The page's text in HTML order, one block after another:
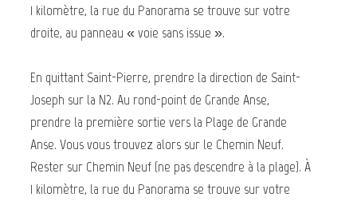
1 kilomètre, la rue du Panorama se trouve sur votre
droite, au panneau « voie sans issue ».
En quittant Saint-Pierre, prendre la direction de Saint-
Joseph sur la N2. Au rond-point de Grande Anse,
prendre la première sortie vers la Plage de Grande
Anse. Vous vous trouvez alors sur le Chemin Neuf.
Rester sur Chemin Neuf (ne pas descendre à la plage). À
1 kilomètre, la rue du Panorama se trouve sur votre